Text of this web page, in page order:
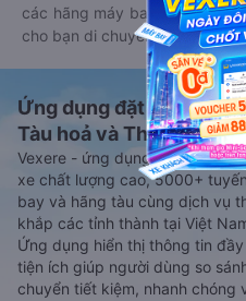
các hãng máy bay, xe khách
cho bạn di chuyển.
Ứng dụng đặt vé Xe
Tàu hoả và Thuê xe
Vexere - ứng dụng đặt vé đa
xe chất lượng cao, 5000+
bay và hãng tàu cùng dịch vụ
khắp các tỉnh thành tại Việt
Ứng dụng hiển thị thông tin
tiện ích giúp người dùng so
chuyển tiết kiệm, nhanh chóng